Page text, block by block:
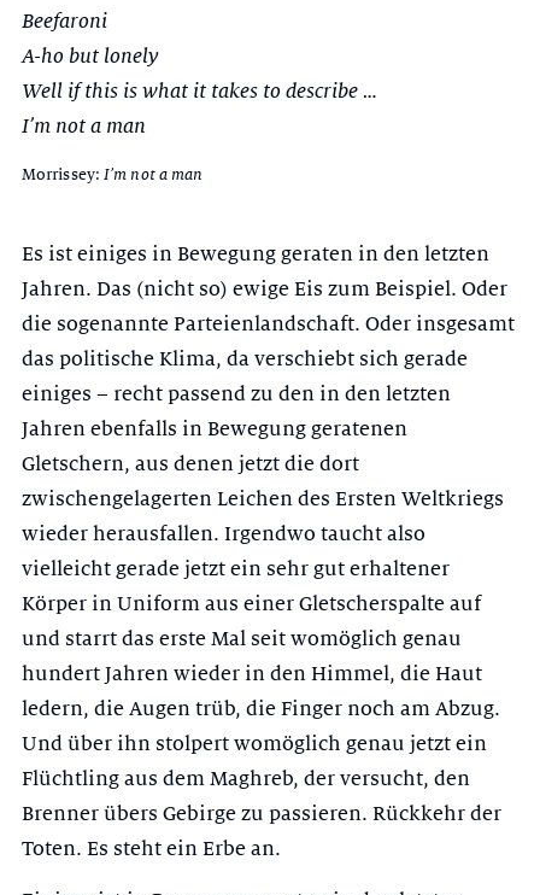
Beefaroni
A-ho but lonely
Well if this is what it takes to describe …
I’m not a man
Morrissey:I’m not a man
Es ist einiges in Bewegung geraten in den letzten
Jahren. Das (nicht so) ewige Eis zum Beispiel. Oder
die sogenannte Parteienlandschaft. Oder insgesamt
das politische Klima, da verschiebt sich gerade
einiges – recht passend zu den in den letzten
Jahren ebenfalls in Bewegung geratenen
Gletschern, aus denen jetzt die dort
zwischengelagerten Leichen des Ersten Weltkriegs
wieder herausfallen. Irgendwo taucht also
vielleicht gerade jetzt ein sehr gut erhaltener
Körper in Uniform aus einer Gletscherspalte auf
und starrt das erste Mal seit womöglich genau
hundert Jahren wieder in den Himmel, die Haut
ledern, die Augen trüb, die Finger noch am Abzug.
Und über ihn stolpert womöglich genau jetzt ein
Flüchtling aus dem Maghreb, der versucht, den
Brenner übers Gebirge zu passieren. Rückkehr der
Toten. Es steht ein Erbe an.